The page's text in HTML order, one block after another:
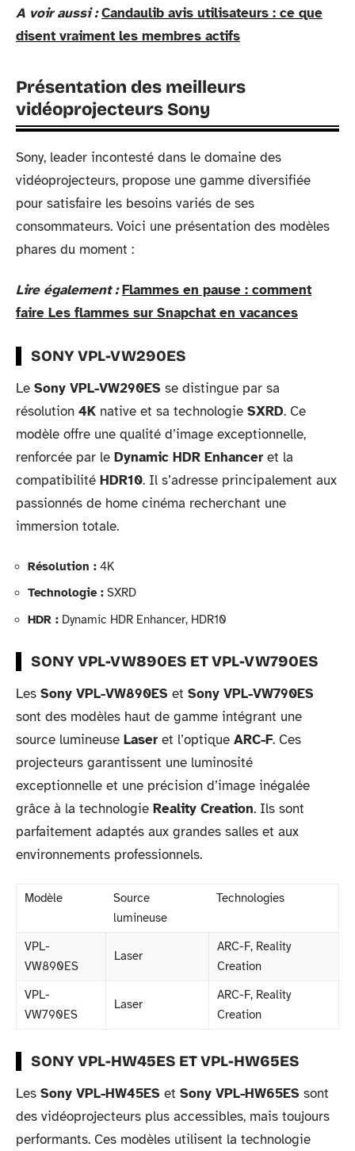
A voir aussi : Candaulib avis utilisateurs : ce que
disent vraiment les membres actifs
Présentation des meilleurs
vidéoprojecteurs Sony
Sony, leader incontesté dans le domaine des
vidéoprojecteurs, propose une gamme diversifiée
pour satisfaire les besoins variés de ses
consommateurs. Voici une présentation des modèles
phares du moment :
Lire également : Flammes en pause : comment
faire Les flammes sur Snapchat en vacances
SONY VPL-VW290ES
Le Sony VPL-VW290ES se distingue par sa
résolution 4K native et sa technologie SXRD. Ce
modèle offre une qualité d’image exceptionnelle,
renforcée par le Dynamic HDR Enhancer et la
compatibilité HDR10. Il s’adresse principalement aux
passionnés de home cinéma recherchant une
immersion totale.
Résolution : 4K
Technologie : SXRD
HDR : Dynamic HDR Enhancer, HDR10
SONY VPL-VW890ES ET VPL-VW790ES
Les Sony VPL-VW890ES et Sony VPL-VW790ES
sont des modèles haut de gamme intégrant une
source lumineuse Laser et l’optique ARC-F. Ces
projecteurs garantissent une luminosité
exceptionnelle et une précision d’image inégalée
grâce à la technologie Reality Creation. Ils sont
parfaitement adaptés aux grandes salles et aux
environnements professionnels.
Modèle
Source
lumineuse
Technologies
VPL-
VW890ES
Laser
ARC-F, Reality
Creation
VPL-
VW790ES
Laser
ARC-F, Reality
Creation
SONY VPL-HW45ES ET VPL-HW65ES
Les Sony VPL-HW45ES et Sony VPL-HW65ES sont
des vidéoprojecteurs plus accessibles, mais toujours
performants. Ces modèles utilisent la technologie